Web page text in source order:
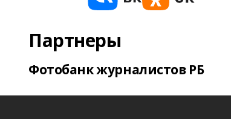
Партнеры
Фотобанк журналистов РБ